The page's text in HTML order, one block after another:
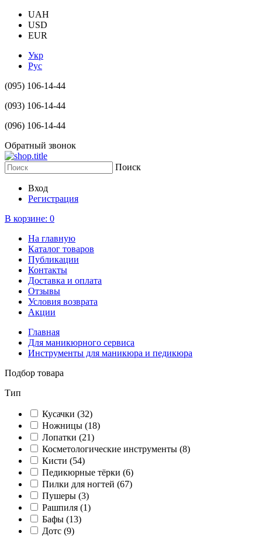
UAH
USD
EUR
Укр
Рус
(095) 106-14-44
(093) 106-14-44
(096) 106-14-44
Обратный звонок
Поиск
Вход
Регистрация
В корзине: 0
На главную
Каталог товаров
Публикации
Контакты
Доставка и оплата
Отзывы
Условия возврата
Акции
Главная
Для маникюрного сервиса
Инструменты для маникюра и педикюра
Подбор товара
Тип
Кусачки (32)
Ножницы (18)
Лопатки (21)
Косметологические инструменты (8)
Кисти (54)
Педикюрные тёрки (6)
Пилки для ногтей (67)
Пушеры (3)
Рашпиля (1)
Бафы (13)
Дотс (9)